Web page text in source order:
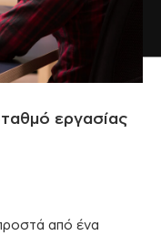
εργασίας
από ένα